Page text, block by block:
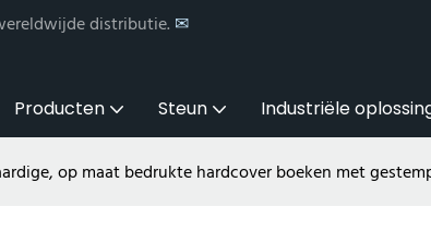
distributie. ✉
Producten Steun Industriële
op maat bedrukte hardcover boeken met